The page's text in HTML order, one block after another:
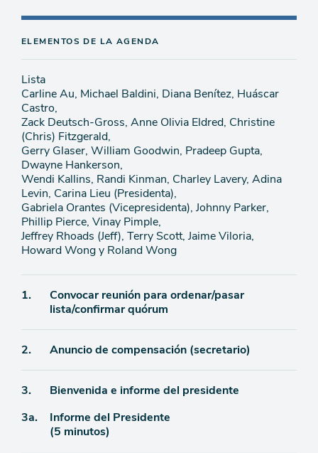
ELEMENTOS DE LA AGENDA
Lista
Carline Au, Michael Baldini, Diana Benítez, Huáscar
Castro,
Zack Deutsch-Gross, Anne Olivia Eldred, Christine
(Chris) Fitzgerald,
Gerry Glaser, William Goodwin, Pradeep Gupta,
Dwayne Hankerson,
Wendi Kallins, Randi Kinman, Charley Lavery, Adina
Levin, Carina Lieu (Presidenta),
Gabriela Orantes (Vicepresidenta), Johnny Parker,
Phillip Pierce, Vinay Pimple,
Jeffrey Rhoads (Jeff), Terry Scott, Jaime Viloria,
Howard Wong y Roland Wong
Ítem
1.
Convocar reunión para ordenar/pasar
lista/confirmar quórum
Ítem
agenda
2. Anuncio de compensación (secretario)
Ítem
de
agenda
3.
Bienvenida e informe del presidente
Ítem
3a.
Informe del Presidente
(5 minutos)